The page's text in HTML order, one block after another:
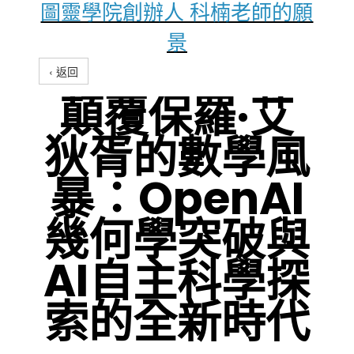
圖靈學院創辦人 科楠老師的願
景
‹ 返回
顛覆保羅·艾
狄胥的數學風
暴：OpenAI
幾何學突破與
AI自主科學探
索的全新時代